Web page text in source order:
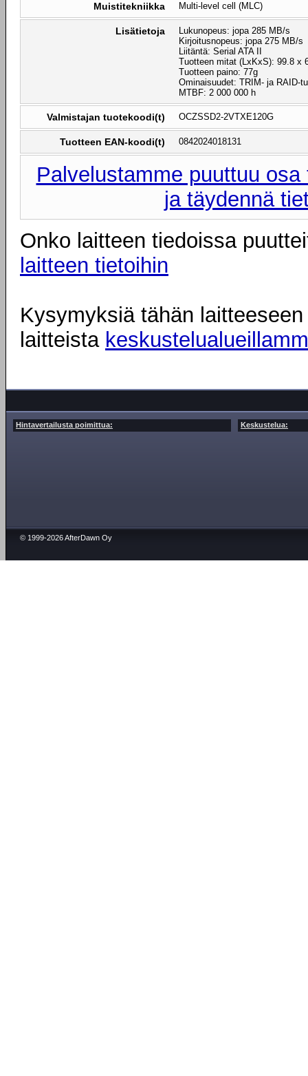
Muistitekniikka Multi-level cell (MLC)
Lisätietoja
Lukunopeus: jopa 285 MB/s
Kirjoitusnopeus: jopa 275 MB/s
Liitäntä: Serial ATA II
Tuotteen mitat (LxKxS): 99.8 x
Tuotteen paino: 77g
Ominaisuudet: TRIM- ja RAID-
MTBF: 2 000 000 h
Valmistajan tuotekoodi(t) OCZSSD2-2VTXE120G
Tuotteen EAN-koodi(t) 0842024018131
Palvelustamme puuttuu
ja täydennä
Onko laitteen tiedoissa
laitteen tietoihin
Kysymyksiä tähän
laitteista
Hintavertailusta poimittua: Keskustelua:
© 1999-2026 AfterDawn Oy